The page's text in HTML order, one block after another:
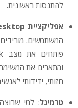
להתנסות ראשונית.
אפליקציית Desktop עם Cowork
ומתארים את
חזותי, ידידותי
טרמינל